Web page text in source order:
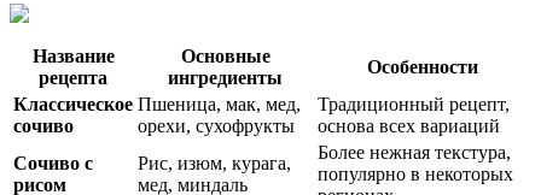
Название
рецепта
Основные
ингредиенты
Особенности
Классическое
сочиво
Пшеница, мак, мед,
орехи, сухофрукты
Традиционный рецепт,
основа всех вариаций
Сочиво с
рисом
Рис, изюм, курага,
мед, миндаль
Более нежная текстура,
популярно в некоторых